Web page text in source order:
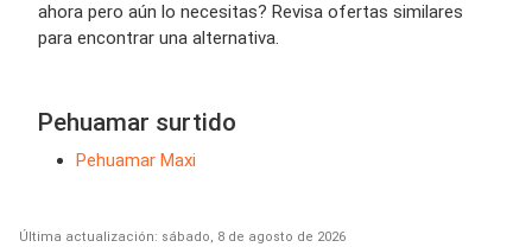
ahora pero aún lo necesitas? Revisa ofertas similares
para encontrar una alternativa.
Pehuamar surtido
Pehuamar Maxi
Última actualización: sábado, 8 de agosto de 2026